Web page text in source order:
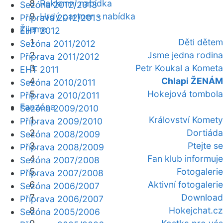
Reklamní nabídka
Hrdý partner - nabídka
Žijeme
Děti dětem
Jsme jedna rodina
Petr Koukal a Kometa
Chlapi ŽENÁM
Hokejová tombola
Fanzóna
Království Komety
Dortiáda
Ptejte se
Fan klub informuje
Fotogalerie
Aktivní fotogalerie
Download
Hokejchat.cz
Sezóna 2012/2013
Příprava 2012/2013
EHT 2012
Sezóna 2011/2012
Příprava 2011/2012
EHT 2011
Sezóna 2010/2011
Příprava 2010/2011
Sezóna 2009/2010
Příprava 2009/2010
Sezóna 2008/2009
Příprava 2008/2009
Sezóna 2007/2008
Příprava 2007/2008
Sezóna 2006/2007
Příprava 2006/2007
Sezóna 2005/2006